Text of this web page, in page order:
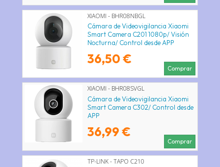
XIAOMI - BHR08NBGL
Cámara de Videovigilancia Xiaomi
Smart Camera C201 1080p/ Visión
Nocturna/ Control desde APP
36,50 €
Comprar
XIAOMI - BHR08SVGL
Cámara de Videovigilancia Xiaomi
Smart Camera C302/ Control desde
APP
36,99 €
Comprar
TP-LINK - TAPO C210